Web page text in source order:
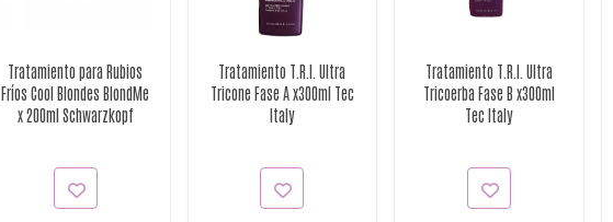
Tratamiento para Rubios
Fríos Cool Blondes BlondMe
x 200ml Schwarzkopf
Tratamiento T.R.I. Ultra
Tricone Fase A x300ml Tec
Italy
Tratamiento T.R.I. Ultra
Tricoerba Fase B x300ml
Tec Italy